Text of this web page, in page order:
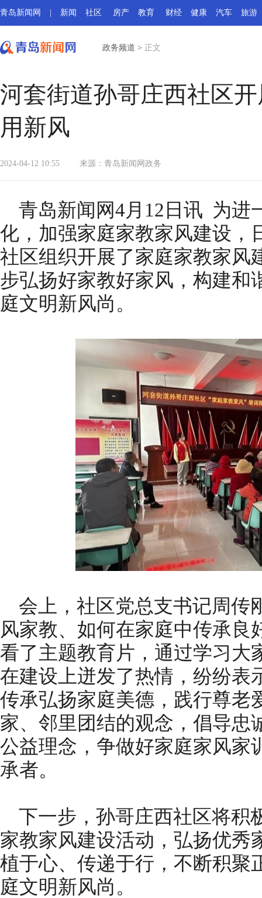
青岛新闻网 新闻 社区 房产 教育 财经 健康 汽车 旅游
政务频道 > 正文
河套街道孙哥庄西社区
用新风
2024-04-12 10:55 来源： 青岛新闻网政务
青岛新闻网4月12日讯 为进
化，加强家庭家教家风建设，
社区组织开展了家庭家教家风
步弘扬好家教好家风，构建和
庭文明新风尚。
会上，社区党总支书记周传
风家教、如何在家庭中传承良
看了主题教育片，通过学习大
在建设上迸发了热情，纷纷表
传承弘扬家庭美德，践行尊老
家、邻里团结的观念，倡导忠
公益理念，争做好家庭家风家
承者。
下一步，孙哥庄西社区将积
家教家风建设活动，弘扬优秀
植于心、传递于行，不断积聚
庭文明新风尚。